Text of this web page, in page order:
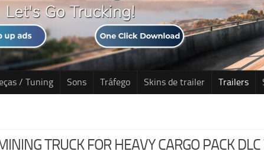
/ Tuning Sons Tráfego Skins de trailer Trailers
TRUCK FOR HEAVY CARGO PACK